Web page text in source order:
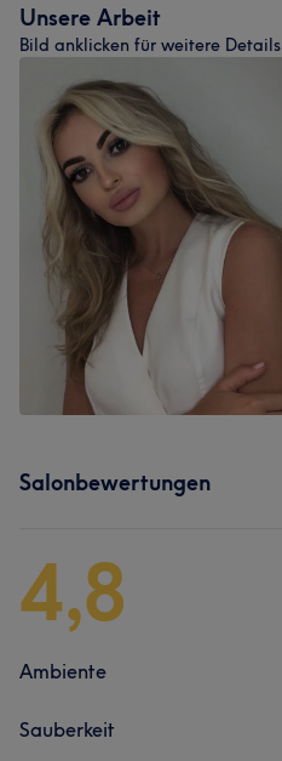
Unsere Arbeit
Bild anklicken für weitere Details
Salonbewertungen
4,8
Ambiente
Sauberkeit